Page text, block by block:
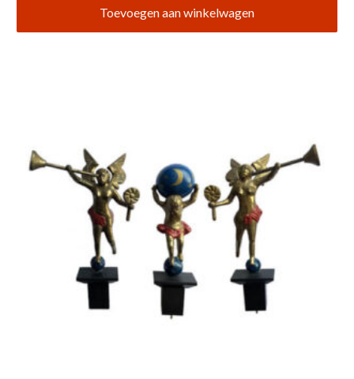
Toevoegen aan winkelwagen